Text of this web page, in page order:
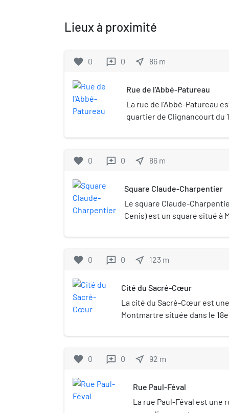
Lieux à proximité
favorite 0 reviews 0 near_me 86 m
Rue de l'Abbé-Patureau
La rue de l'Abbé-Patureau
quartier de Clignancourt du
favorite 0 reviews 0 near_me 86 m
Square Claude-Charpentier
Le square Claude-
Cenis) est un square situé à
favorite 0 reviews 0 near_me 123 m
Cité du Sacré-Cœur
La cité du Sacré-Cœur est
Montmartre située dans le
favorite 0 reviews 0 near_me 92 m
Rue Paul-Féval
La rue Paul-Féval est une